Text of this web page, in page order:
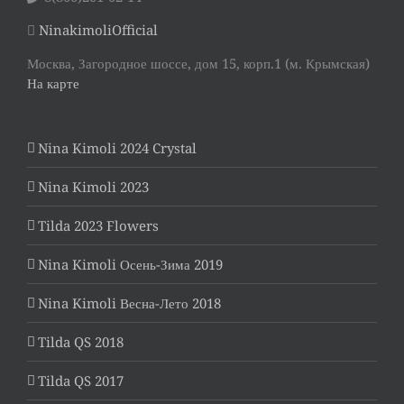
NinakimoliOfficial
Москва, Загородное шоссе, дом 15, корп.1 (м. Крымская)
На карте
Nina Kimoli 2024 Crystal
Nina Kimoli 2023
Tilda 2023 Flowers
Nina Kimoli Осень-Зима 2019
Nina Kimoli Весна-Лето 2018
Tilda QS 2018
Tilda QS 2017